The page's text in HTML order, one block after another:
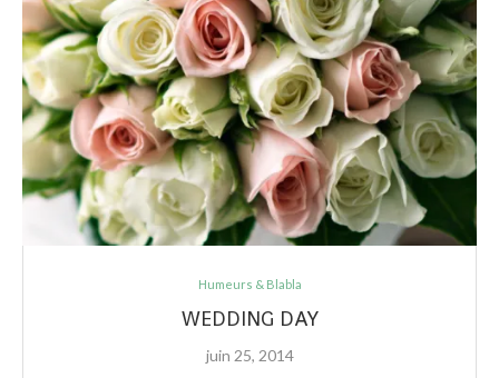
Humeurs & Blabla
WEDDING DAY
juin 25, 2014